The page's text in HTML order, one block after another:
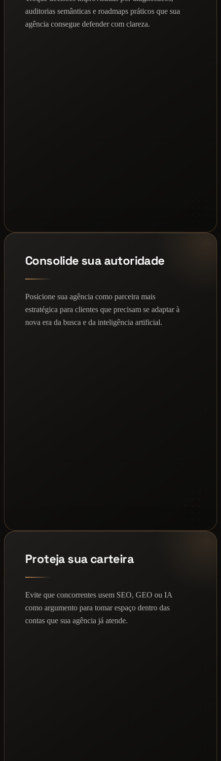
auditorias semânticas e roadmaps práticos que sua
agência consegue defender com clareza.
Consolide sua autoridade
Posicione sua agência como parceira mais
estratégica para clientes que precisam se adaptar à
nova era da busca e da inteligência artificial.
Proteja sua carteira
Evite que concorrentes usem SEO, GEO ou IA
como argumento para tomar espaço dentro das
contas que sua agência já atende.